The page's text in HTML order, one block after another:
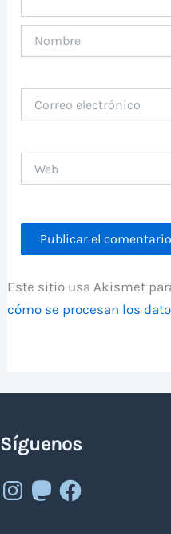
electrónico
Este sitio usa Akismet
cómo se procesan los
Síguenos
Instagram
MastodonFacebook